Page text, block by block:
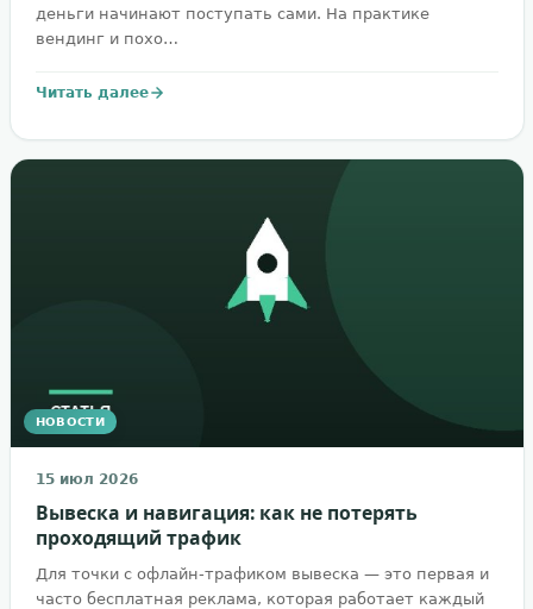
деньги начинают поступать сами. На практике
вендинг и похо…
Читать далее
НОВОСТИ
15 июл 2026
Вывеска и навигация: как не потерять
проходящий трафик
Для точки с офлайн-трафиком вывеска — это первая и
часто бесплатная реклама, которая работает каждый